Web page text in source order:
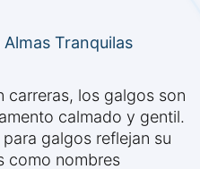
Tranquilas
carreras, los galgos son
calmado y gentil.
galgos reflejan su
como nombres